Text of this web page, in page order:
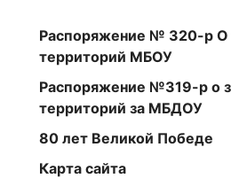
Распоряжение № 320-р О
территорий МБОУ
Распоряжение №319-р о
территорий за МБДОУ
80 лет Великой Победе
Карта сайта